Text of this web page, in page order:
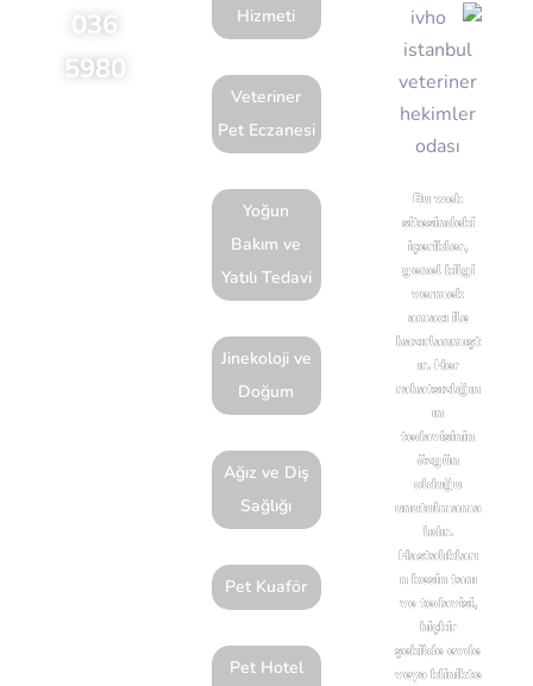
036
5980
Hizmeti
Veteriner
Pet Eczanesi
Yoğun
Bakım ve
Yatılı Tedavi
Jinekoloji ve
Doğum
Ağız ve Diş
Sağlığı
Pet Kuaför
Pet Hotel
Bu web
sitesindeki
içerikler,
genel bilgi
vermek
amacı ile
hazırlanmışt
ır. Her
rahatsızlığın
ın
tedavisinin
özgün
olduğu
unutulmama
lıdır.
Hastalıkları
n kesin tanı
ve tedavisi,
hiçbir
şekilde evde
veya klinikte